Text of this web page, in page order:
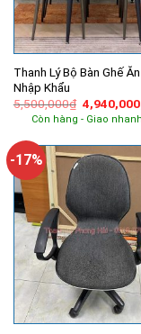
Thanh Lý Bộ Bàn Ghế
Nhập Khẩu
5,500,000₫ Giá
gốc
là:
4,940,000
Còn hàng - Giao nhanh
-17%